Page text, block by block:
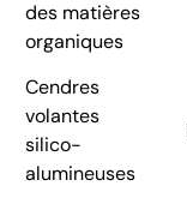
des matières
organiques
Cendres
volantes
silico-
alumineuses